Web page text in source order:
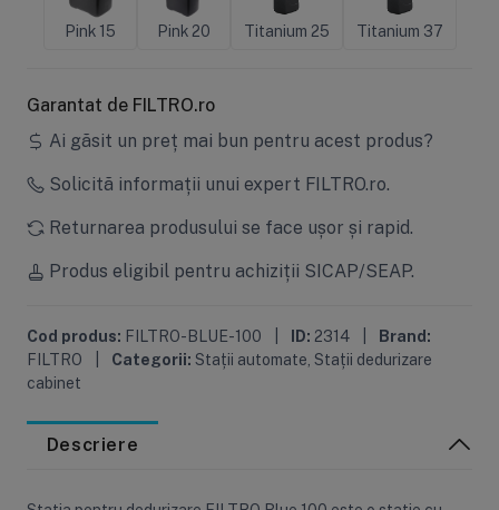
Pink 15 Pink 20 Titanium 25 Titanium 37
Garantat de FILTRO.ro
Ai găsit un preț mai bun pentru acest produs?
Solicită informații unui expert FILTRO.ro.
Returnarea produsului se face ușor și rapid.
Produs eligibil pentru achiziții SICAP/SEAP.
Cod produs: FILTRO-BLUE-100 ID: 2314
Brand:
FILTRO
Categorii: Stații automate Stații dedurizare
cabinet
Descriere